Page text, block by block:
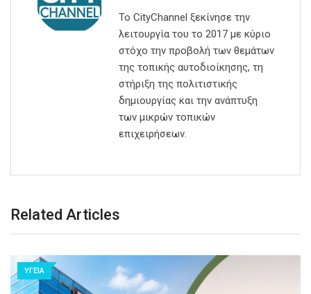
Το CityChannel ξεκίνησε την
λειτουργία του το 2017 με κύριο
στόχο την προβολή των θεμάτων
της τοπικής αυτοδιοίκησης, τη
στήριξη της πολιτιστικής
δημιουργίας και την ανάπτυξη
των μικρών τοπικών
επιχειρήσεων.
Related Articles
ΥΓΕΙΑ